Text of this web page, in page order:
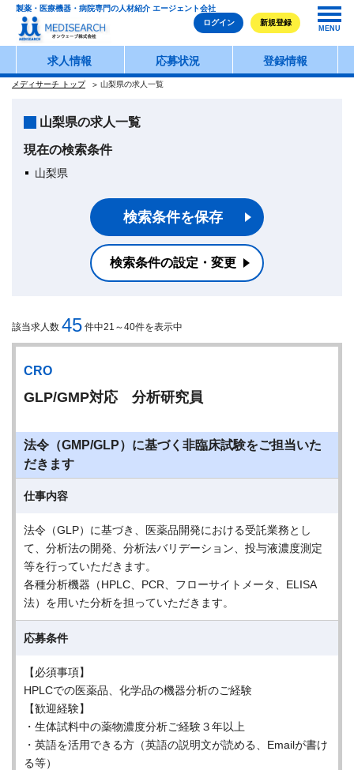
製薬・医療機器・病院専門の人材紹介 エージェント会社
ログイン
新規登録
MENU
求人情報 応募状況 登録情報
メディサーチ トップ 山梨県の求人一覧
山梨県の求人一覧
現在の検索条件
山梨県
検索条件を保存
検索条件の設定・変更
該当求人数 45 件中21～40件を表示中
CRO
GLP/GMP対応 分析研究員
法令（GMP/GLP）に基づく非臨床試験をご担当いた
だきます
仕事内容
法令（GLP）に基づき、医薬品開発における受託業務とし
て、分析法の開発、分析法バリデーション、投与液濃度測定
等を行っていただきます。
各種分析機器（HPLC、PCR、フローサイトメータ、ELISA
法）を用いた分析を担っていただきます。
応募条件
【必須事項】
HPLCでの医薬品、化学品の機器分析のご経験
【歓迎経験】
・生体試料中の薬物濃度分析ご経験３年以上
・英語を活用できる方（英語の説明文が読める、Emailが書け
る等）